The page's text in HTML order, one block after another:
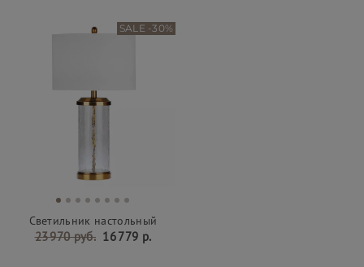
Светильник настольный
23 970 руб. 16 779 р.
SALE -30%